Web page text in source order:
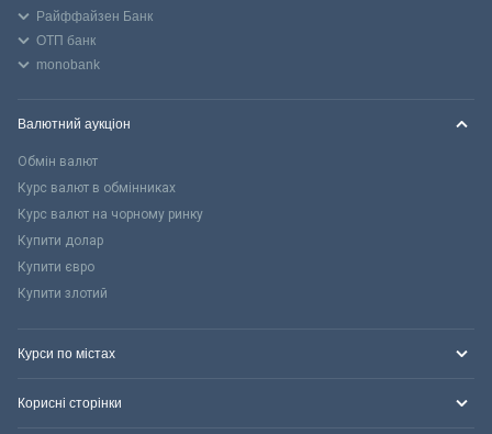
Райффайзен Банк
ОТП банк
monobank
Валютний аукціон
Обмін валют
Курс валют в обмінниках
Курс валют на чорному ринку
Купити долар
Купити євро
Купити злотий
Курси по містах
Корисні сторінки